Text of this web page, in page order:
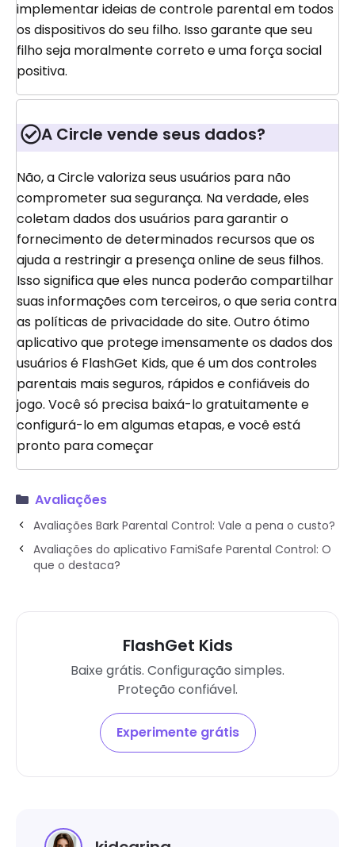
implementar ideias de controle parental em todos
os dispositivos do seu filho. Isso garante que seu
filho seja moralmente correto e uma força social
positiva.
A Circle vende seus dados?
Não, a Circle valoriza seus usuários para não
comprometer sua segurança. Na verdade, eles
coletam dados dos usuários para garantir o
fornecimento de determinados recursos que os
ajuda a restringir a presença online de seus filhos.
Isso significa que eles nunca poderão compartilhar
suas informações com terceiros, o que seria contra
as políticas de privacidade do site. Outro ótimo
aplicativo que protege imensamente os dados dos
usuários é FlashGet Kids, que é um dos controles
parentais mais seguros, rápidos e confiáveis ​​do
jogo. Você só precisa baixá-lo gratuitamente e
configurá-lo em algumas etapas, e você está
pronto para começar
Avaliações
Avaliações Bark Parental Control: Vale a pena o custo?
Avaliações do aplicativo FamiSafe Parental Control: O
que o destaca?
FlashGet Kids
Baixe grátis. Configuração simples.
Proteção confiável.
Experimente grátis